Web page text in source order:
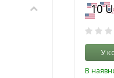
У
В